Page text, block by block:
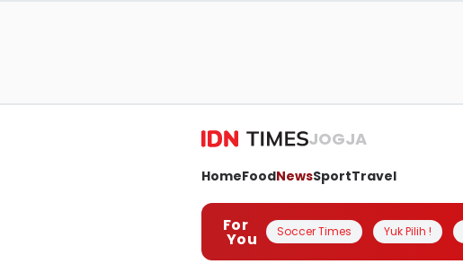
JOGJA
HomeFoodNewsSportTravel
For
You Soccer Times Yuk Pilih !